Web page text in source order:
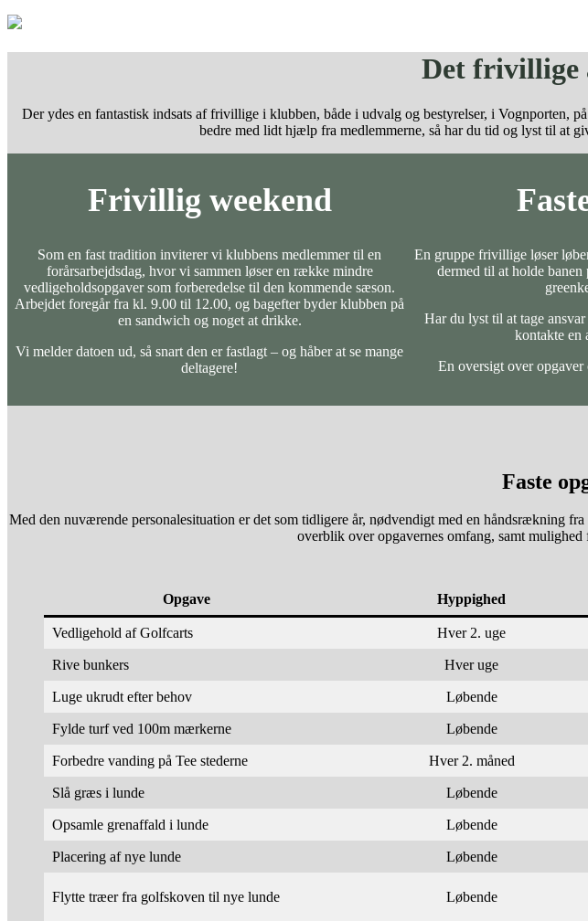
Det frivillige
Der ydes en fantastisk indsats af frivillige i klubben, både i udvalg og bestyrelser, i Vognporten,
bedre med lidt hjælp fra medlemmerne, så har du tid og lyst til at
Frivillig weekend
Som en fast tradition inviterer vi klubbens medlemmer til en
forårsarbejdsdag, hvor vi sammen løser en række mindre
vedligeholdsopgaver som forberedelse til den kommende sæson.
Arbejdet foregår fra kl. 9.00 til 12.00, og bagefter byder klubben på
en sandwich og noget at drikke.
Vi melder datoen ud, så snart den er fastlagt – og håber at se mange
deltagere!
En gruppe frivillige løser
dermed til at holde
Har du lyst til at tage
kontakte en
En oversigt over
Faste
Med den nuværende personalesituation er det som tidligere år, nødvendigt med en håndsrækning
overblik over opgavernes omfang, samt
Opgave Hyppighed
Vedligehold af Golfcarts Hver 2. uge
Rive bunkers Hver uge
Luge ukrudt efter behov Løbende
Fylde turf ved 100m mærkerne Løbende
Forbedre vanding på Tee stederne Hver 2. måned
Slå græs i lunde Løbende
Opsamle grenaffald i lunde Løbende
Placering af nye lunde Løbende
Flytte træer fra golfskoven til nye lunde Løbende